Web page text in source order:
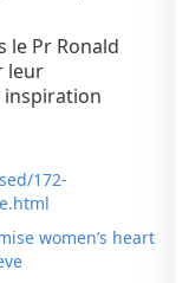
le Pr Ronald
leur
inspiration
172-
women’s heart